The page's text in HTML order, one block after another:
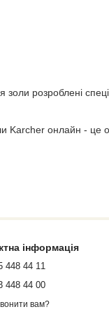
золи розроблені
Karcher онлайн - це
кнопки. Може
інформація
448 44 11
448 44 00
вам?